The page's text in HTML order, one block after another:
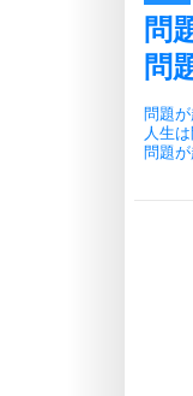
問
問
問題
人生
問題